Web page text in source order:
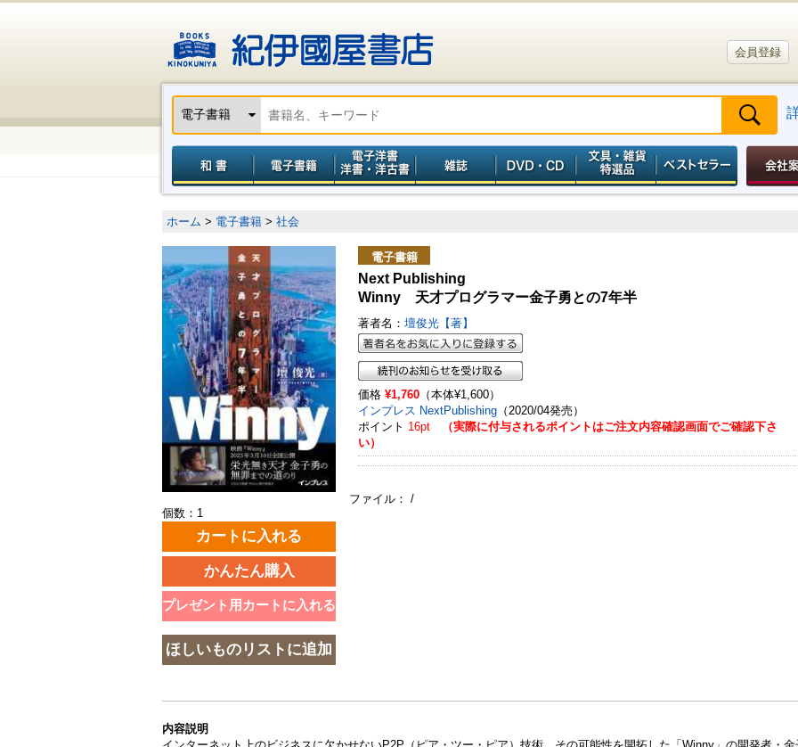
会員登録
ホーム > 電子書籍 > 社会
個数：1
電子書籍
Next Publishing
Winny 天才プログラマー金子勇との7年半
著者名： 壇俊光【著】
価格 ¥1,760 （本体¥1,600）
インプレス NextPublishing （2020/04発売）
ポイント 16pt （実際に付与されるポイントはご注文内容確認画面でご確認下さ
い）
ファイル： /
内容説明